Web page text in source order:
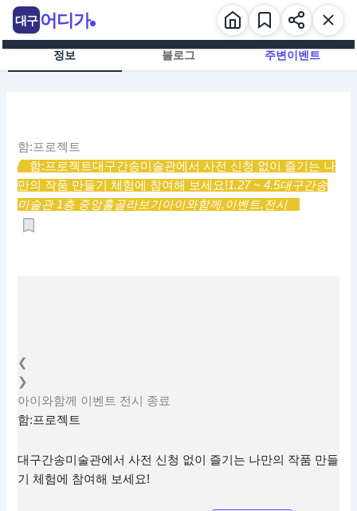
츠
정보 블로그 주변이벤트
함:프로젝트
함:프로젝트대구간송미술관에서 사전 신청 없이 즐기는 나
만의 작품 만들기 체험에 참여해 보세요!1.27 ~ 4.5대구간송
미술관 1층 중앙홀골라보기아이와함께,이벤트,전시
❮
❯
아이와함께
이벤트 전시 종료
함:프로젝트
대구간송미술관에서 사전 신청 없이 즐기는 나만의 작품 만들
기 체험에 참여해 보세요!
대구 어디가